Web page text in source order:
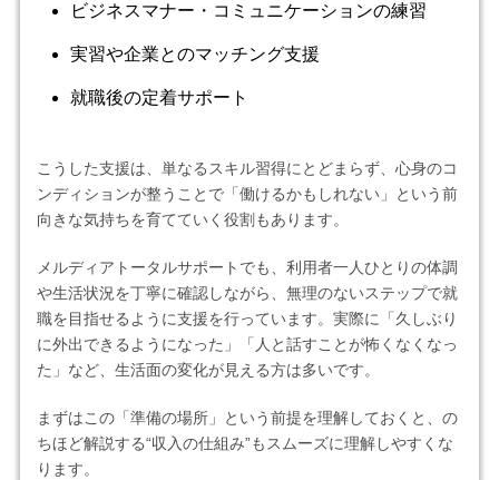
ビジネスマナー・コミュニケーションの練習
実習や企業とのマッチング支援
就職後の定着サポート
こうした支援は、単なるスキル習得にとどまらず、心身のコ
ンディションが整うことで「働けるかもしれない」という前
向きな気持ちを育てていく役割もあります。
メルディアトータルサポートでも、利用者一人ひとりの体調
や生活状況を丁寧に確認しながら、無理のないステップで就
職を目指せるように支援を行っています。実際に「久しぶり
に外出できるようになった」「人と話すことが怖くなくなっ
た」など、生活面の変化が見える方は多いです。
まずはこの「準備の場所」という前提を理解しておくと、の
ちほど解説する“収入の仕組み”もスムーズに理解しやすくな
ります。